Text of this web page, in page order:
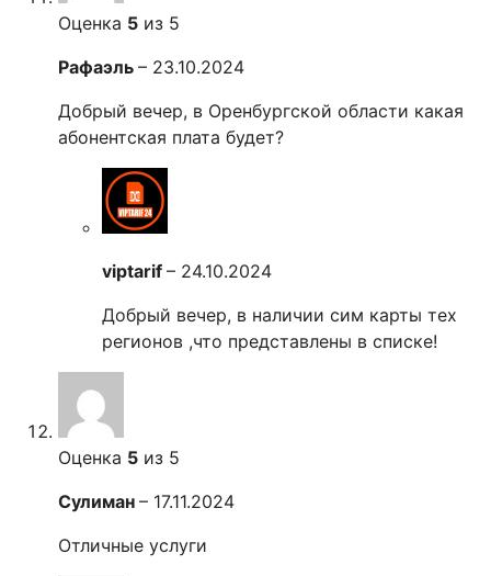
Оценка 5 из 5
Рафаэль – 23.10.2024
Добрый вечер, в Оренбургской области какая
абонентская плата будет?
viptarif – 24.10.2024
Добрый вечер, в наличии сим карты тех
регионов ,что представлены в списке!
Оценка 5 из 5
Сулиман – 17.11.2024
Отличные услуги